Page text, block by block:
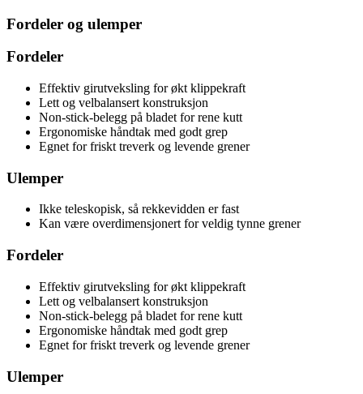
Fordeler og ulemper
Fordeler
Effektiv girutveksling for økt klippekraft
Lett og velbalansert konstruksjon
Non-stick-belegg på bladet for rene kutt
Ergonomiske håndtak med godt grep
Egnet for friskt treverk og levende grener
Ulemper
Ikke teleskopisk, så rekkevidden er fast
Kan være overdimensjonert for veldig tynne grener
Fordeler
Effektiv girutveksling for økt klippekraft
Lett og velbalansert konstruksjon
Non-stick-belegg på bladet for rene kutt
Ergonomiske håndtak med godt grep
Egnet for friskt treverk og levende grener
Ulemper